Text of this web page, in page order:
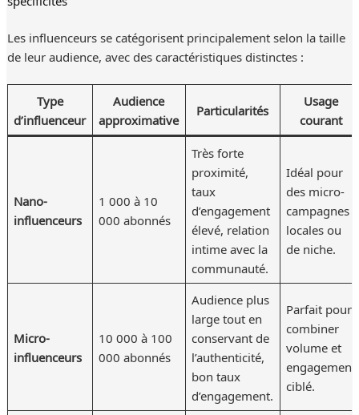
Les influenceurs se catégorisent principalement selon la taille
de leur audience, avec des caractéristiques distinctes :
Type
d’influenceur
Audience
approximative
Particularités
Usage
courant
Nano-
influenceurs
1 000 à 10
000 abonnés
Très forte
proximité,
taux
d’engagement
élevé, relation
intime avec la
communauté.
Idéal pour
des micro-
campagnes
locales ou
de niche.
Micro-
influenceurs
10 000 à 100
000 abonnés
Audience plus
large tout en
conservant de
l’authenticité,
bon taux
d’engagement.
Parfait pour
combiner
volume et
engagement
ciblé.